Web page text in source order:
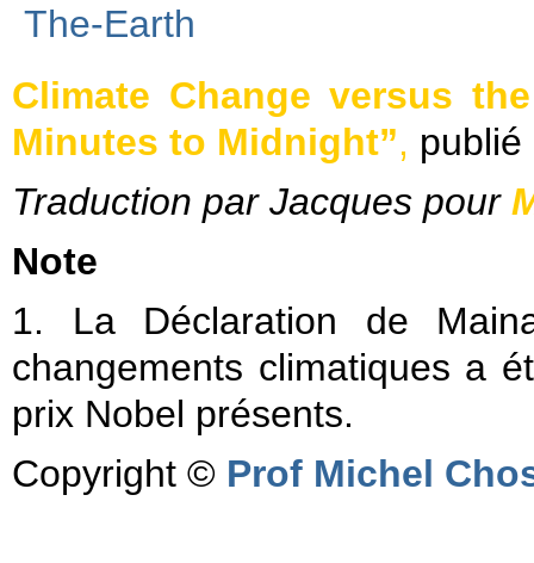
Climate Change versus
Minutes to Midnight”, publié
Traduction par Jacques pour
Note
1. La Déclaration de
changements climatiques a
prix Nobel présents.
Copyright © Prof Michel